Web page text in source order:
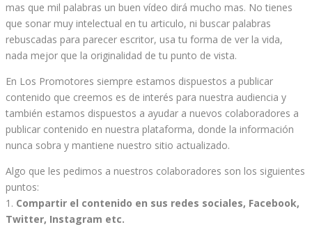
mas que mil palabras un buen vídeo dirá mucho mas. No tienes
que sonar muy intelectual en tu articulo, ni buscar palabras
rebuscadas para parecer escritor, usa tu forma de ver la vida,
nada mejor que la originalidad de tu punto de vista.
En Los Promotores siempre estamos dispuestos a publicar
contenido que creemos es de interés para nuestra audiencia y
también estamos dispuestos a ayudar a nuevos colaboradores a
publicar contenido en nuestra plataforma, donde la información
nunca sobra y mantiene nuestro sitio actualizado.
Algo que les pedimos a nuestros colaboradores son los siguientes
puntos:
1. Compartir el contenido en sus redes sociales, Facebook,
Twitter, Instagram etc.